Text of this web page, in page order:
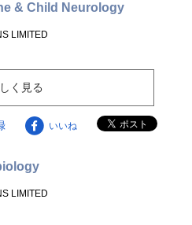
& Child Neurology
LIMITED
く見る
いいね
LIMITED